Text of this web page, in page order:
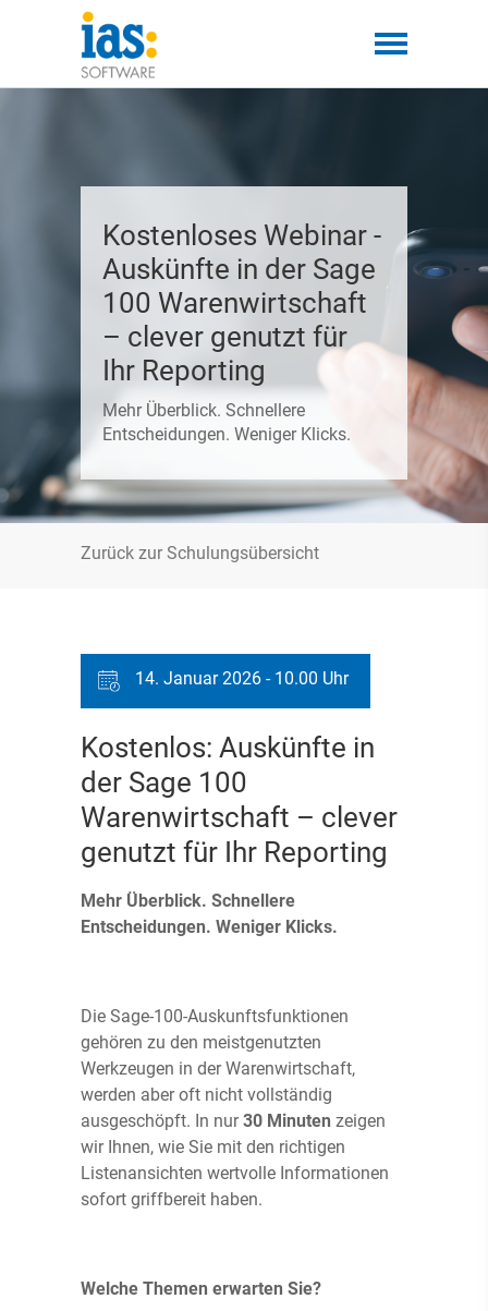
Kostenloses Webinar -
Auskünfte in der Sage
100 Warenwirtschaft
– clever genutzt für
Ihr Reporting
Mehr Überblick. Schnellere
Entscheidungen. Weniger Klicks.
Zurück zur Schulungsübersicht
14. Januar 2026 - 10.00 Uhr
Kostenlos: Auskünfte in
der Sage 100
Warenwirtschaft – clever
genutzt für Ihr Reporting
Mehr Überblick. Schnellere
Entscheidungen. Weniger Klicks.
Die Sage-100-Auskunftsfunktionen
gehören zu den meistgenutzten
Werkzeugen in der Warenwirtschaft,
werden aber oft nicht vollständig
ausgeschöpft. In nur30 Minuten zeigen
wir Ihnen, wie Sie mit den richtigen
Listenansichten wertvolle Informationen
sofort griffbereit haben.
Welche Themen erwarten Sie?